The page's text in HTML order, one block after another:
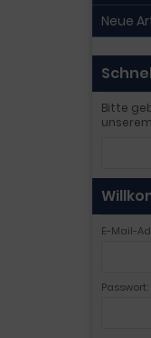
Neue
Bitte
E-Mail-
Passwort: